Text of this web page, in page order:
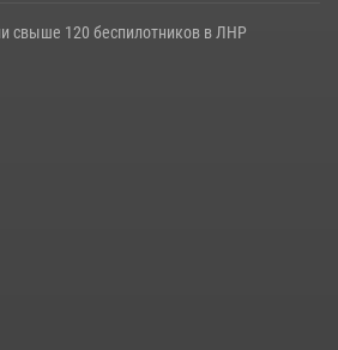
свыше 120 беспилотников в ЛНР